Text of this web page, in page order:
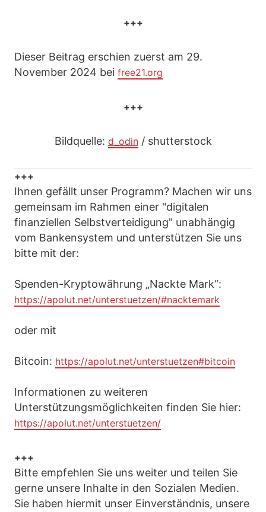
+++
Dieser Beitrag erschien zuerst am 29.
November 2024 bei free21.org
+++
Bildquelle: d_odin/ shutterstock
+++
Ihnen gefällt unser Programm? Machen wir uns
gemeinsam im Rahmen einer "digitalen
finanziellen Selbstverteidigung" unabhängig
vom Bankensystem und unterstützen Sie uns
bitte mit der:
Spenden-Kryptowährung „Nackte Mark“:
https://apolut.net/unterstuetzen/#nacktemark
oder mit
Bitcoin: https://apolut.net/unterstuetzen#bitcoin
Informationen zu weiteren
Unterstützungsmöglichkeiten finden Sie hier:
https://apolut.net/unterstuetzen/
+++
Bitte empfehlen Sie uns weiter und teilen Sie
gerne unsere Inhalte in den Sozialen Medien.
Sie haben hiermit unser Einverständnis, unsere